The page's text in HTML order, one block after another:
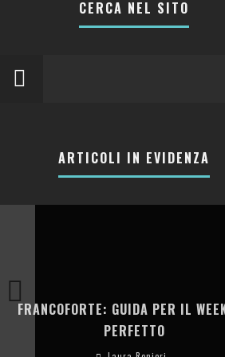
CERCA NEL SITO
ARTICOLI IN EVIDENZA
FRANCOFORTE: GUIDA PER IL
PERFETTO